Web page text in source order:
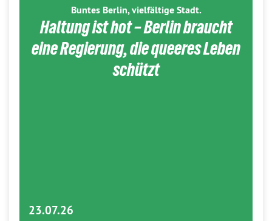
Buntes Berlin, vielfältige Stadt.
Haltung ist hot – Berlin braucht
eine Regierung, die queeres Leben
schützt
23.07.26